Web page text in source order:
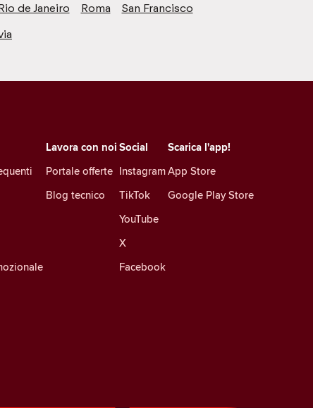
de Janeiro Roma
San Francisco
Social
Instagram
TikTok
YouTube
X
Facebook
Lavora con noi
Portale offerte
Blog tecnico
Scarica l'app!
App Store
Google Play Store